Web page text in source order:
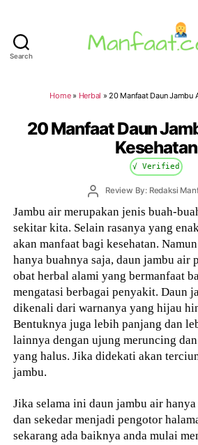
Search
Home» Herbal » 20 Manfaat Daun Jambu
20 Manfaat Daun
Kesehatan
√ Verified
PostReview By: Redaksi
Jambu air merupakan jenis buah-
sekitar kita. Selain rasanya yang
akan manfaat bagi kesehatan.
hanya buahnya saja, daun jambu air
obat herbal alami yang bermanfaat
mengatasi berbagai penyakit. Daun
dikenali dari warnanya yang hijau
Bentuknya juga lebih panjang dan
lainnya dengan ujung meruncing
yang halus. Jika didekati akan
jambu.
Jika selama ini daun jambu air
dan sekedar menjadi pengotor
sekarang ada baiknya anda mulai